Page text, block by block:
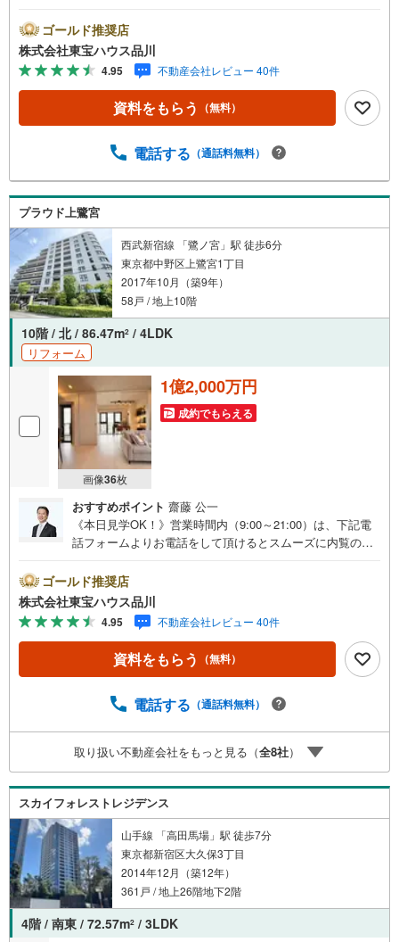
とも包み隠さずお伝えし、「納得して選ぶ」ためのサポー
トを大切にしています。現地でしか分からないリアルな情
報も含めて、一緒に後悔しない住まい探しを進めていきま
しょう。まずはお気軽にご相談ください。【Yahoo！ 不動
産キャンペーン対象店舗】当店で物件を成約するとPayPay
ボーナスライトがもらえる「Yahoo！ 不動産 物件ご成約キ
予約をする」ボタンからお問い合わせください。※必ずYah
スライトは出金と譲渡はできません。ご案内・詳細な資料
のご請求はお気軽にどうぞ♪お電話でのお問い合わせも常
時受け付けております！お気軽にお問い合わせください。
ゴールド推奨店
株式会社東宝ハウス品川
4.95 不動産会社レビュー 40件
資料をもらう （無料）
電話する （通話料無料）
プラウド上鷺宮
西武新宿線 「鷺ノ宮」駅 徒歩6分
東京都中野区上鷺宮1丁目
2017年10月（築9年）
58戸 / 地上10階
10階 / 北 / 86.47m2 / 4LDK
リフォーム
画像36枚
1億2,000万円
成約でもらえる
おすすめポイント 齋藤 公一
《本日見学OK！》営業時間内（9:00～21:00）は、下記電
話フォームよりお電話をして頂けるとスムーズに内覧のご
hoo！ 不動産キャンペーン対象店舗】当店で物件を成約す
るとPayPayボーナスライトがもらえる「Yahoo！ 不動産
物件ご成約キャンペーン」の対象になります。「資料をも
らう」「見学予約をする」ボタンからお問い合わせくださ
い。※必ずYahoo！ JAPAN IDでログインしてください。※P
ayPayボーナスライトは出金と譲渡はできません。ご案
問い合わせも常時受け付けております！お気軽にお問い合
ゴールド推奨店
株式会社東宝ハウス品川
4.95 不動産会社レビュー 40件
資料をもらう （無料）
電話する （通話料無料）
取り扱い不動産会社をもっと見る（全8社）
スカイフォレストレジデンス
山手線 「高田馬場」駅 徒歩7分
東京都新宿区大久保3丁目
2014年12月（築12年）
361戸 / 地上26階地下2階
4階 / 南東 / 72.57m2 / 3LDK